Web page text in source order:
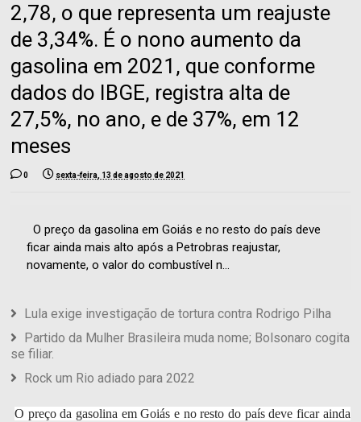
2,78, o que representa um reajuste
de 3,34%. É o nono aumento da
gasolina em 2021, que conforme
dados do IBGE, registra alta de
27,5%, no ano, e de 37%, em 12
meses
0 sexta-feira, 13 de agosto de 2021
O preço da gasolina em Goiás e no resto do país deve
ficar ainda mais alto após a Petrobras reajustar,
novamente, o valor do combustível n...
Lula exige investigação de tortura contra Rodrigo Pilha
Partido da Mulher Brasileira muda nome; Bolsonaro cogita
se filiar.
Rock um Rio adiado para 2022
O preço da gasolina em Goiás e no resto do país deve ficar ainda